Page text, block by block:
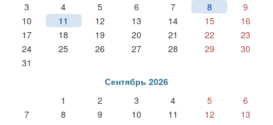
3
4 5 6 7 8
9
10
11 12 13 14 15
16
17
18 19 20 21 22
23
24
25 26 27 28 29
30
31
Сентябрь 2026
1
2 3 4 5
6
7
8 9 10 11 12
13